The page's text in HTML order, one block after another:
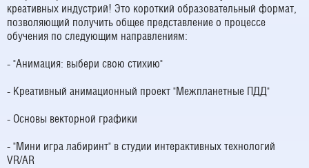
креативных индустрий! Это короткий образовательный формат,
позволяющий получить общее представление о процессе
обучения по следующим направлениям:
- "Анимация: выбери свою стихию"
- Креативный анимационный проект "Межпланетные ПДД"
- Основы векторной графики
- "Мини игра лабиринт" в студии интерактивных технологий
VR/AR